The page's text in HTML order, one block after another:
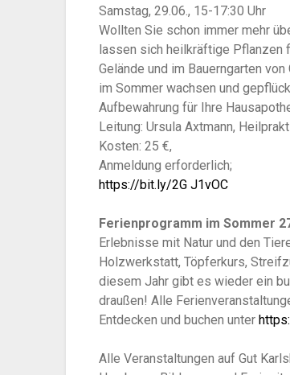
Samstag, 29.06., 15-17:30 Uhr
Wollten Sie schon immer mehr
lassen sich heilkräftige Pflanzen
Gelände und im Bauerngarten
im Sommer wachsen und
Aufbewahrung für Ihre
Leitung: Ursula Axtmann,
Kosten: 25 €,
Anmeldung erforderlich;
https://bit.ly/2G J1vOC
Ferienprogramm im Sommer
Erlebnisse mit Natur und den
Holzwerkstatt, Töpferkurs,
diesem Jahr gibt es wieder ein
draußen! Alle
Entdecken und buchen unter
Alle Veranstaltungen auf Gut